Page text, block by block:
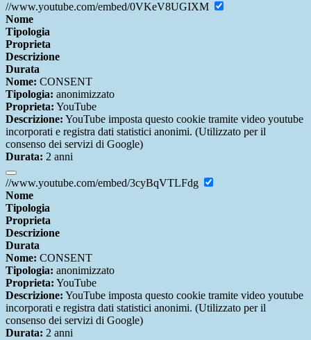
//www.youtube.com/embed/0VKeV8UGIXM
Nome
Tipologia
Proprieta
Descrizione
Durata
Nome: CONSENT
Tipologia: anonimizzato
Proprieta: YouTube
Descrizione: YouTube imposta questo cookie tramite video youtube
incorporati e registra dati statistici anonimi. (Utilizzato per il
consenso dei servizi di Google)
Durata: 2 anni
//www.youtube.com/embed/3cyBqVTLFdg
Nome
Tipologia
Proprieta
Descrizione
Durata
Nome: CONSENT
Tipologia: anonimizzato
Proprieta: YouTube
Descrizione: YouTube imposta questo cookie tramite video youtube
incorporati e registra dati statistici anonimi. (Utilizzato per il
consenso dei servizi di Google)
Durata: 2 anni